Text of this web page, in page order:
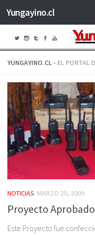
Saltar al contenido
Yungayino.cl
YUNGAYINO.CL • EL PORTAL
NOTICIAS MARZO 20, 2009
Proyecto
Este Proyecto fue